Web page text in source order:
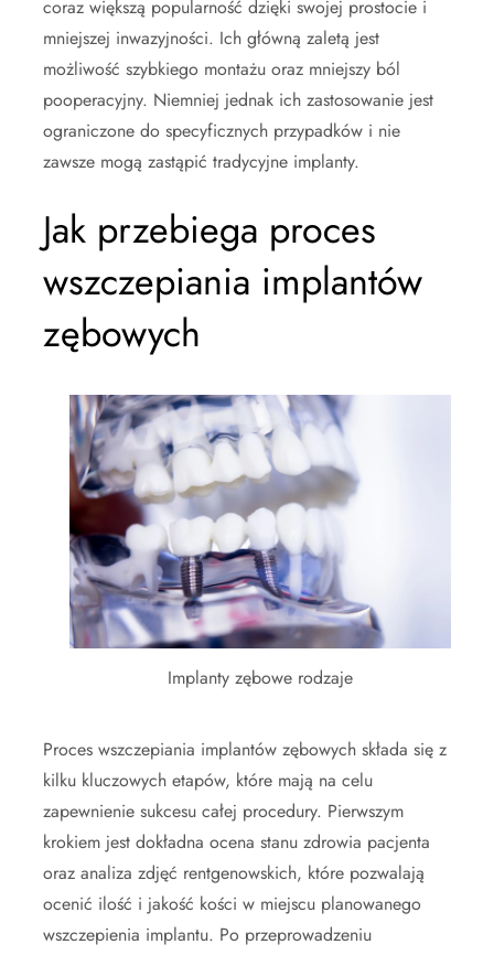
coraz większą popularność dzięki swojej prostocie i
mniejszej inwazyjności. Ich główną zaletą jest
możliwość szybkiego montażu oraz mniejszy ból
pooperacyjny. Niemniej jednak ich zastosowanie jest
ograniczone do specyficznych przypadków i nie
zawsze mogą zastąpić tradycyjne implanty.
Jak przebiega proces
wszczepiania implantów
zębowych
Implanty zębowe rodzaje
Proces wszczepiania implantów zębowych składa się z
kilku kluczowych etapów, które mają na celu
zapewnienie sukcesu całej procedury. Pierwszym
krokiem jest dokładna ocena stanu zdrowia pacjenta
oraz analiza zdjęć rentgenowskich, które pozwalają
ocenić ilość i jakość kości w miejscu planowanego
wszczepienia implantu. Po przeprowadzeniu